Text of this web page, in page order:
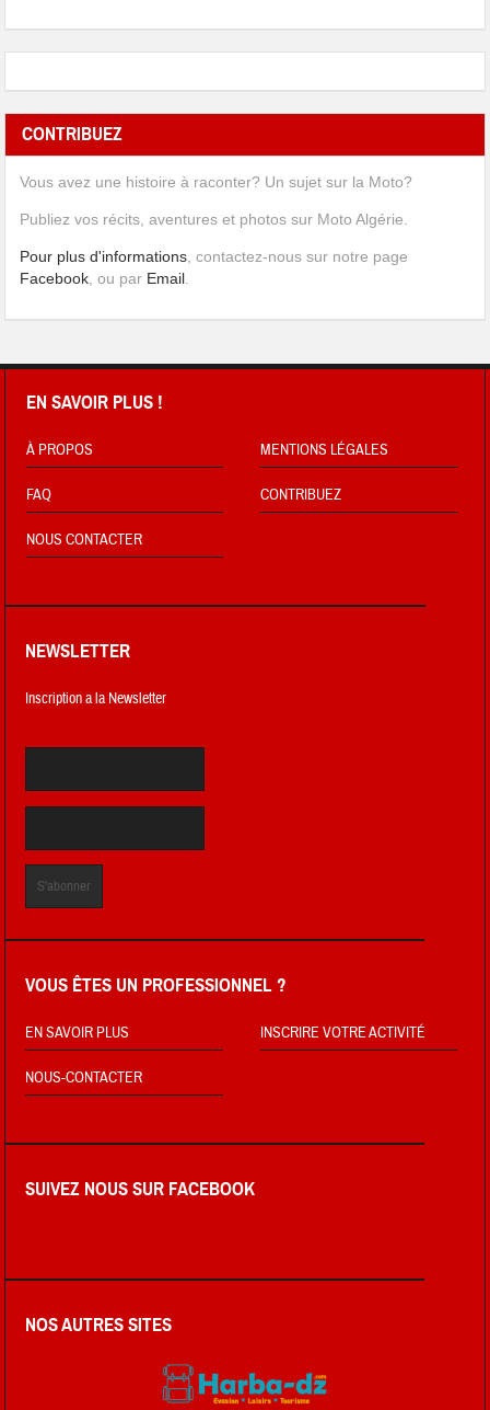
CONTRIBUEZ
Vous avez une histoire à raconter? Un sujet sur la Moto?
Publiez vos récits, aventures et photos sur Moto Algérie.
Pour plus d'informations, contactez-nous sur notre page
Facebook, ou par Email.
EN SAVOIR PLUS !
À PROPOS MENTIONS LÉGALES
FAQ CONTRIBUEZ
NOUS CONTACTER
NEWSLETTER
Inscription a la Newsletter
VOUS ÊTES UN PROFESSIONNEL ?
EN SAVOIR PLUS INSCRIRE VOTRE ACTIVITÉ
NOUS-CONTACTER
SUIVEZ NOUS SUR FACEBOOK
NOS AUTRES SITES